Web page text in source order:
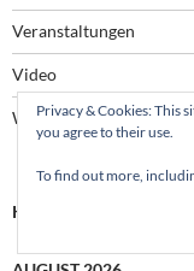
Veranstaltungen
Video
Wandern
KALENDER
Privacy & Cookies: This
you agree to their use.
To find out more,